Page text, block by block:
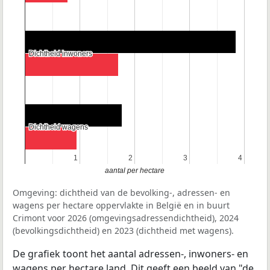
1
1 2
2 3
3 4
4
Dichtheid inwoners
Dichtheid inwoners
Dichtheid wagens
Dichtheid wagens
aantal per hectare
Omgeving: dichtheid van de bevolking-, adressen- en
wagens per hectare oppervlakte in België en in buurt
Crimont voor 2026 (omgevingsadressendichtheid), 2024
(bevolkingsdichtheid) en 2023 (dichtheid met wagens).
De grafiek toont het aantal adressen-, inwoners- en